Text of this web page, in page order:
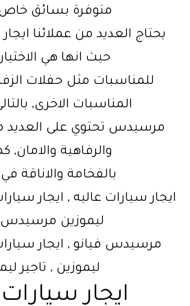
متوفرة بسائق
يحتاج العديد من عملائنا
حيث انها هي
للمناسبات مثل حفلات
المناسبات الاخرى,
مرسيدس تحتوي على العديد
والرفاهية والامان,
بالفخامة والاناقة
ايجار سيارات عاليه , ايجار
ليموزين مرسيدس,
مرسيدس فيانو , ايجار
ليموزين , تاجير
ايجار